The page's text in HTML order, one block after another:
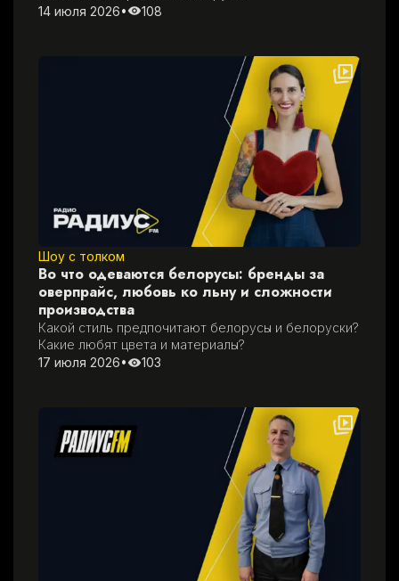
14 июля 2026• 108
Шоу с толком
Во что одеваются белорусы: бренды за
оверпрайс, любовь ко льну и сложности
производства
Какой стиль предпочитают белорусы и белоруски?
Какие любят цвета и материалы?
17 июля 2026• 103